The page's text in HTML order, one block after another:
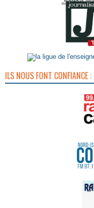
ILS NOUS FONT CONFIANCE :